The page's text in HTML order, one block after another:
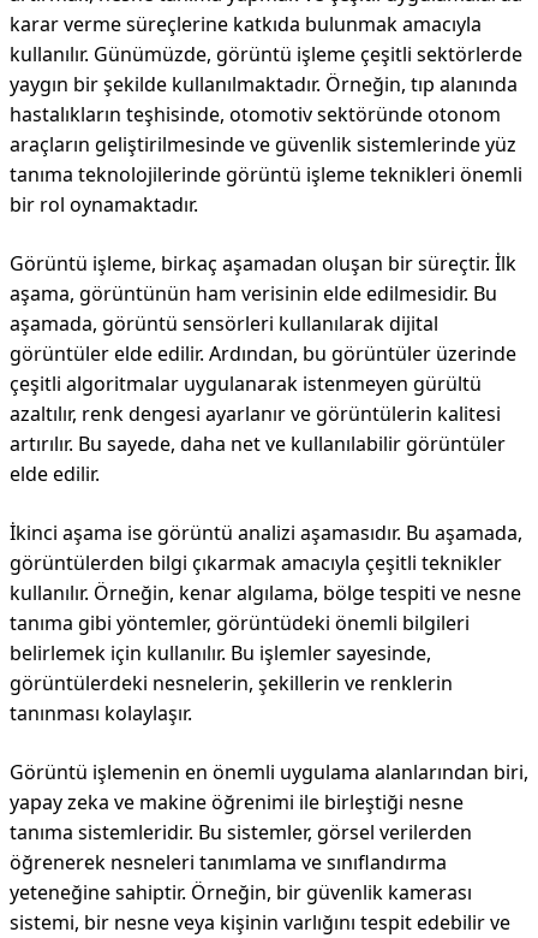
karar verme süreçlerine katkıda bulunmak amacıyla
kullanılır. Günümüzde, görüntü işleme çeşitli sektörlerde
yaygın bir şekilde kullanılmaktadır. Örneğin, tıp alanında
hastalıkların teşhisinde, otomotiv sektöründe otonom
araçların geliştirilmesinde ve güvenlik sistemlerinde yüz
tanıma teknolojilerinde görüntü işleme teknikleri önemli
bir rol oynamaktadır.
Görüntü işleme, birkaç aşamadan oluşan bir süreçtir. İlk
aşama, görüntünün ham verisinin elde edilmesidir. Bu
aşamada, görüntü sensörleri kullanılarak dijital
görüntüler elde edilir. Ardından, bu görüntüler üzerinde
çeşitli algoritmalar uygulanarak istenmeyen gürültü
azaltılır, renk dengesi ayarlanır ve görüntülerin kalitesi
artırılır. Bu sayede, daha net ve kullanılabilir görüntüler
elde edilir.
İkinci aşama ise görüntü analizi aşamasıdır. Bu aşamada,
görüntülerden bilgi çıkarmak amacıyla çeşitli teknikler
kullanılır. Örneğin, kenar algılama, bölge tespiti ve nesne
tanıma gibi yöntemler, görüntüdeki önemli bilgileri
belirlemek için kullanılır. Bu işlemler sayesinde,
görüntülerdeki nesnelerin, şekillerin ve renklerin
tanınması kolaylaşır.
Görüntü işlemenin en önemli uygulama alanlarından biri,
yapay zeka ve makine öğrenimi ile birleştiği nesne
tanıma sistemleridir. Bu sistemler, görsel verilerden
öğrenerek nesneleri tanımlama ve sınıflandırma
yeteneğine sahiptir. Örneğin, bir güvenlik kamerası
sistemi, bir nesne veya kişinin varlığını tespit edebilir ve